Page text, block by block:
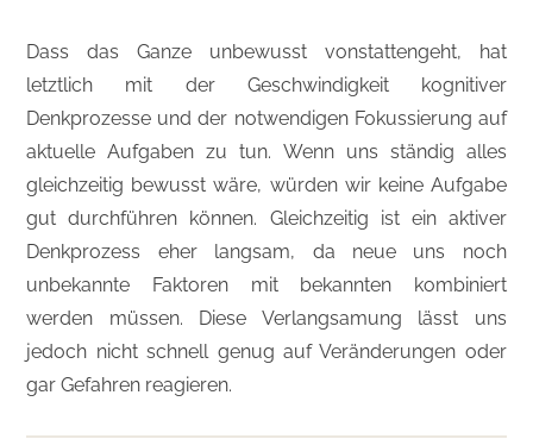
Dass das Ganze unbewusst vonstattengeht, hat
letztlich mit der Geschwindigkeit kognitiver
Denkprozesse und der notwendigen Fokussierung auf
aktuelle Aufgaben zu tun. Wenn uns ständig alles
gleichzeitig bewusst wäre, würden wir keine Aufgabe
gut durchführen können. Gleichzeitig ist ein aktiver
Denkprozess eher langsam, da neue uns noch
unbekannte Faktoren mit bekannten kombiniert
werden müssen. Diese Verlangsamung lässt uns
jedoch nicht schnell genug auf Veränderungen oder
gar Gefahren reagieren.